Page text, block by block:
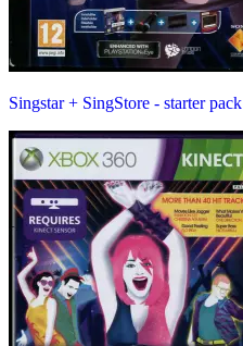
Singstar + SingStore - starter pack